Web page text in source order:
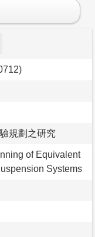
)
規劃之研究
of Equivalent
Systems